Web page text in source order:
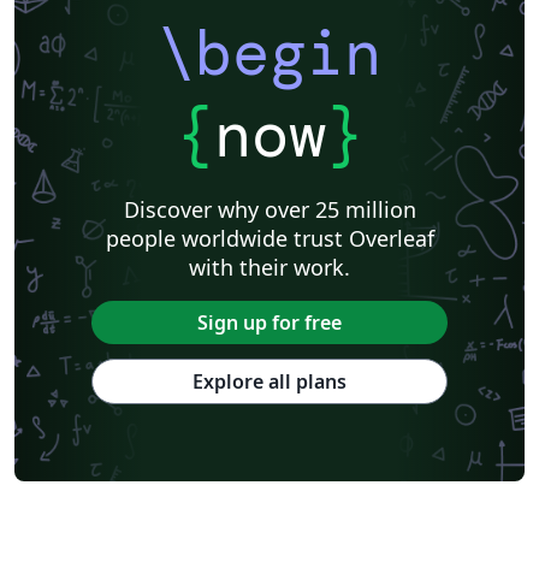
\begin
{now}
Discover why over 25 million
people worldwide trust Overleaf
with their work.
Sign up for free
Explore all plans